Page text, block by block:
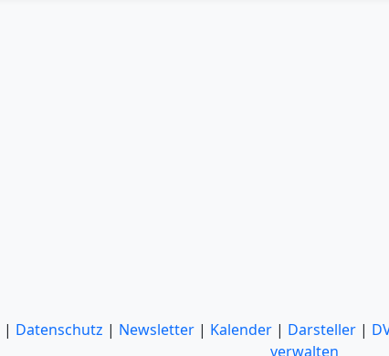
| Datenschutz | Newsletter | Kalender | Darsteller |
verwalten